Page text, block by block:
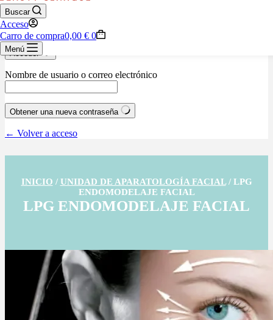
Contraseña
Recordarme ¿Olvidaste la contraseña?
Acceder
Nombre de usuario o correo electrónico
Obtener una nueva contraseña
← Volver a acceso
Buscar
Acceso
Carro de compra0,00 € 0
Menú
INICIO / UNIDAD DE APARATOLOGÍA FACIAL/ LPG
ENDOMODELAJE FACIAL
LPG ENDOMODELAJE FACIAL